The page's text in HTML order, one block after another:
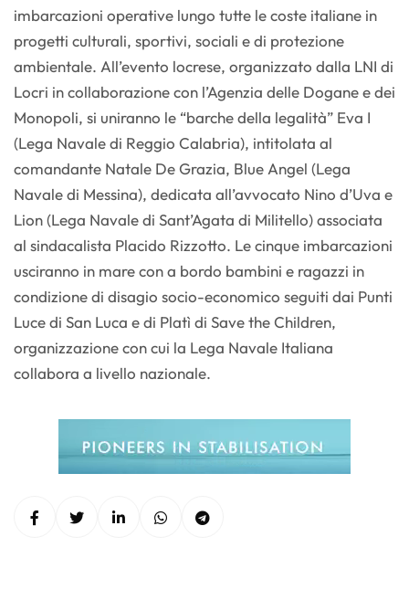
imbarcazioni operative lungo tutte le coste italiane in
progetti culturali, sportivi, sociali e di protezione
ambientale. All’evento locrese, organizzato dalla LNI di
Locri in collaborazione con l’Agenzia delle Dogane e dei
Monopoli, si uniranno le “barche della legalità” Eva I
(Lega Navale di Reggio Calabria), intitolata al
comandante Natale De Grazia, Blue Angel (Lega
Navale di Messina), dedicata all’avvocato Nino d’Uva e
Lion (Lega Navale di Sant’Agata di Militello) associata
al sindacalista Placido Rizzotto. Le cinque imbarcazioni
usciranno in mare con a bordo bambini e ragazzi in
condizione di disagio socio-economico seguiti dai Punti
Luce di San Luca e di Platì di Save the Children,
organizzazione con cui la Lega Navale Italiana
collabora a livello nazionale.